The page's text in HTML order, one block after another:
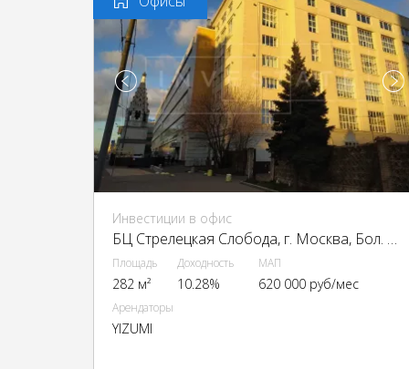
Инвестиции в офис
БЦ Стрелецкая Слобода, г. Москва, Бол. Новодмитровская ул., 23с1
Площадь
282 м²
Доходность
10.28%
МАП
620 000 руб/мес
Арендаторы
YIZUMI